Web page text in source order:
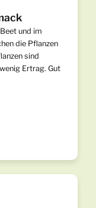
und im
die Pflanzen
sind
Ertrag. Gut